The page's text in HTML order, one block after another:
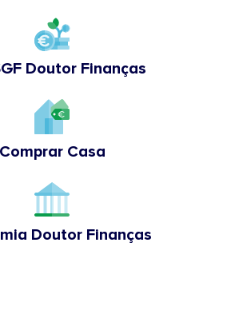
Doutor Finanças
Comprar Casa
Doutor Finanças